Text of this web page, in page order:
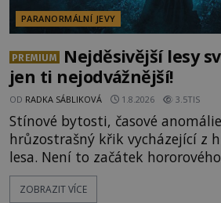
PARANORMÁLNÍ JEVY
PREMIUM
Nejděsivější lesy
jen ti nejodvážnější!
OD RADKA SÁBLIKOVÁ 1.8.2026 3.5TIS
Stínové bytosti, časové
hrůzostrašný křik vycházející z
lesa. Není to začátek
události, které popisují
označovány jako nejděsivější na světě.
ZOBRAZIT VÍCE